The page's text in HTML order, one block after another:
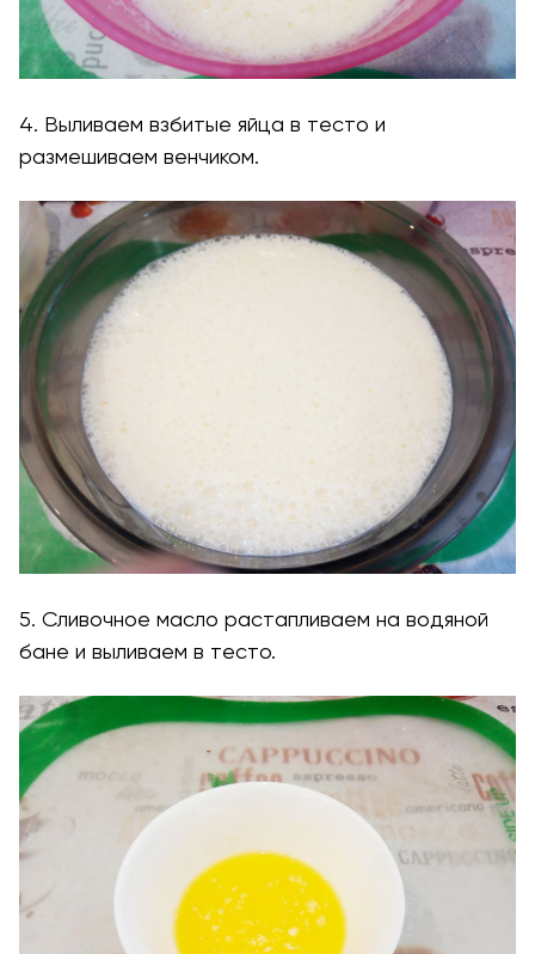
4. Выливаем взбитые яйца в тесто и
размешиваем венчиком.
5. Сливочное масло растапливаем на водяной
бане и выливаем в тесто.